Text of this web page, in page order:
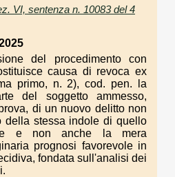
VI, sentenza n. 10083 del 4
del procedimento con
causa di revoca ex
primo, n. 2), cod. pen. la
del soggetto ammesso,
di un nuovo delitto non
della stessa indole di quello
e non anche la mera
prognosi favorevole in
fondata sull'analisi dei